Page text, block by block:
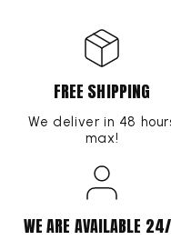
FREE SHIPPING
We deliver in 48
max!
WE ARE AVAILABLE